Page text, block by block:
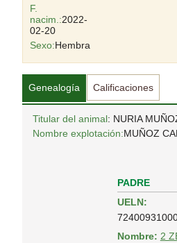
F.
nacim.:2022-
02-20
Sexo:Hembra
Genealogía Calificaciones
Titular del animal: NURIA
Nombre explotación:MUÑOZ
PADRE
UELN:
Nombre: 2